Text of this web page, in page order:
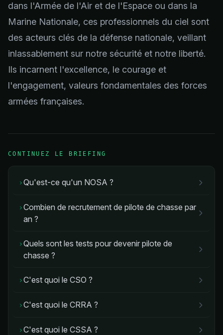
dans l'Armée de l'Air et de l'Espace ou dans la
Marine Nationale, ces professionnels du ciel sont
des acteurs clés de la défense nationale, veillant
inlassablement sur notre sécurité et notre liberté.
Ils incarnent l'excellence, le courage et
l'engagement, valeurs fondamentales des forces
armées françaises.
CONTINUEZ LE BRIEFING
›Qu'est-ce qu'un NOSA ?
›Combien de recrutement de pilote de chasse par
an ?
›Quels sont les tests pour devenir pilote de
chasse ?
›C'est quoi le CSO ?
›C'est quoi le CRRA ?
›C'est quoi le CSSA ?